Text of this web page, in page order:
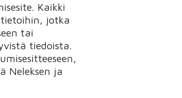
Kaikki
tietoihin, jotka
tai
tiedoista.
Neleksen ja